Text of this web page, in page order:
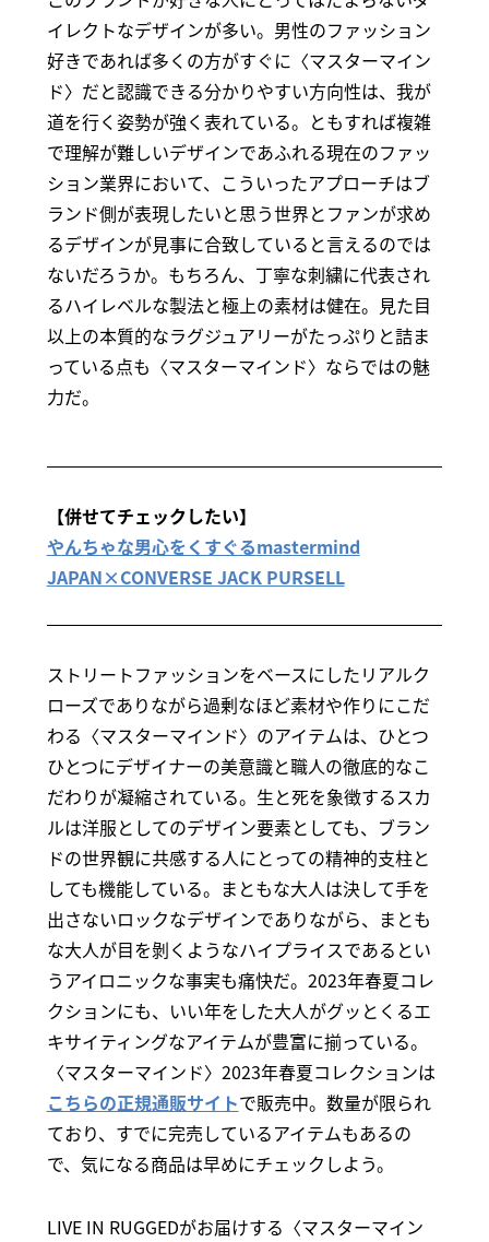
イレクトなデザインが多い。男性のファッション
好きであれば多くの方がすぐに〈マスターマイン
ド〉だと認識できる分かりやすい方向性は、我が
道を行く姿勢が強く表れている。ともすれば複雑
で理解が難しいデザインであふれる現在のファッ
ション業界において、こういったアプローチはブ
ランド側が表現したいと思う世界とファンが求め
るデザインが見事に合致していると言えるのでは
ないだろうか。もちろん、丁寧な刺繍に代表され
るハイレベルな製法と極上の素材は健在。見た目
以上の本質的なラグジュアリーがたっぷりと詰ま
っている点も〈マスターマインド〉ならではの魅
力だ。
【併せてチェックしたい】
やんちゃな男心をくすぐるmastermind
JAPAN×CONVERSE JACK PURSELL
ストリートファッションをベースにしたリアルク
ローズでありながら過剰なほど素材や作りにこだ
わる〈マスターマインド〉のアイテムは、ひとつ
ひとつにデザイナーの美意識と職人の徹底的なこ
だわりが凝縮されている。生と死を象徴するスカ
ルは洋服としてのデザイン要素としても、ブラン
ドの世界観に共感する人にとっての精神的支柱と
しても機能している。まともな大人は決して手を
出さないロックなデザインでありながら、まとも
な大人が目を剝くようなハイプライスであるとい
うアイロニックな事実も痛快だ。2023年春夏コレ
クションにも、いい年をした大人がグッとくるエ
キサイティングなアイテムが豊富に揃っている。
〈マスターマインド〉2023年春夏コレクションは
こちらの正規通販サイトで販売中。数量が限られ
ており、すでに完売しているアイテムもあるの
で、気になる商品は早めにチェックしよう。
LIVE IN RUGGEDがお届けする〈マスターマイン